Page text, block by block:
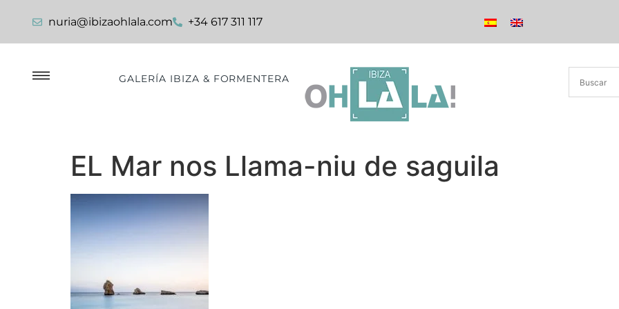
nuria@ibizaohlala.com +34 617 311 117
GALERÍA IBIZA & FORMENTERA
EL Mar nos Llama-niu de saguila